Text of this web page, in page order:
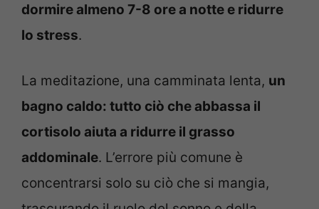
dormire almeno 7-8 ore a notte e ridurre
lo stress.
La meditazione, una camminata lenta, un
bagno caldo: tutto ciò che abbassa il
cortisolo aiuta a ridurre il grasso
addominale. L’errore più comune è
concentrarsi solo su ciò che si mangia,